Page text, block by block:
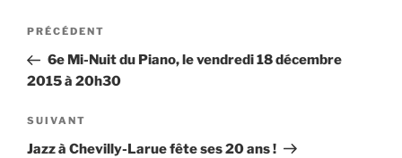
Navigation
l’article
Article
précédent
PRÉCÉDENT
6e Mi-Nuit du Piano, le vendredi 18 décembre
2015 à 20h30
Article
suivant
SUIVANT
Jazz à Chevilly-Larue fête ses 20 ans !